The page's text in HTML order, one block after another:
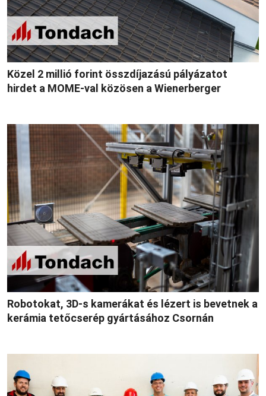
Közel 2 millió forint összdíjazású pályázatot
hirdet a MOME-val közösen a Wienerberger
Robotokat, 3D-s kamerákat és lézert is bevetnek a
kerámia tetőcserép gyártásához Csornán